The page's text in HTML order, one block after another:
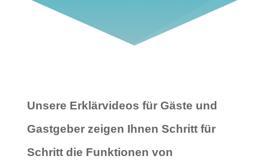
Unsere Erklärvideos für Gäste und
Gastgeber zeigen Ihnen Schritt für
Schritt die Funktionen von